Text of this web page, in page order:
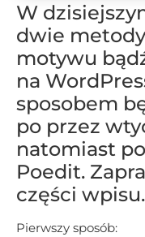
W
dwie
motywu
na
sposobem
po przez
natomiast
Poedit.
części wpisu.
Pierwszy sposób: